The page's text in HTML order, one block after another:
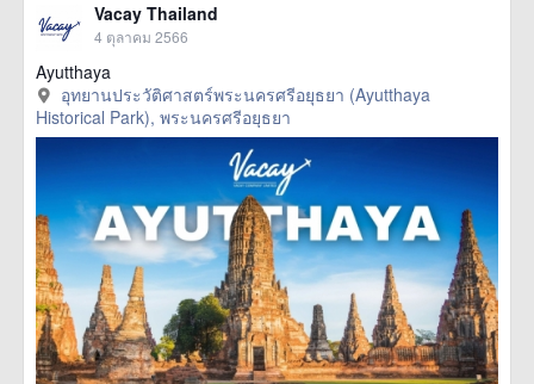
Vacay Thailand
4 ตุลาคม 2566
Ayutthaya
อุทยานประวัติศาสตร์พระนครศรีอยุธยา (Ayutthaya
Historical Park), พระนครศรีอยุธยา